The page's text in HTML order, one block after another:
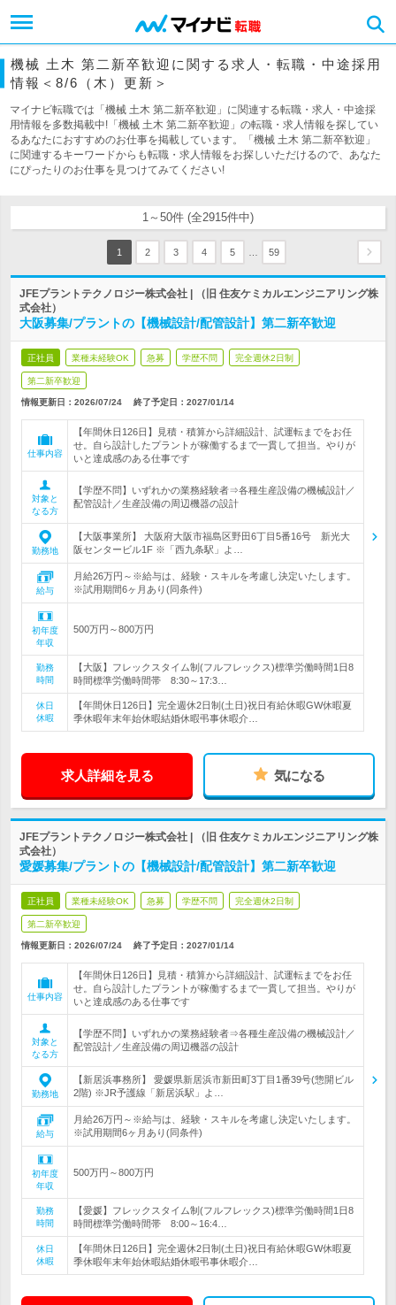
機械 土木 第二新卒歓迎に関する求人・転職・中途採用
情報＜8/6（木）更新＞
マイナビ転職では「機械 土木 第二新卒歓迎」に関連する転職・求人・中途採
用情報を多数掲載中!「機械 土木 第二新卒歓迎」の転職・求人情報を探してい
るあなたにおすすめのお仕事を掲載しています。「機械 土木 第二新卒歓迎」
に関連するキーワードからも転職・求人情報をお探しいただけるので、あなた
にぴったりのお仕事を見つけてみてください!
1～50件 (全2915件中)
1 2 3 4 5 59
JFEプラントテクノロジー株式会社 | （旧 住友ケミカルエンジニアリング株
式会社）
大阪募集/プラントの【機械設計/配管設計】第二新卒歓迎
正社員 業種未経験OK 急募 学歴不問 完全週休2日制
第二新卒歓迎
情報更新日：2026/07/24 終了予定日： 2027/01/14
仕事内容
【年間休日126日】見積・積算から詳細設計、試運転までをお任
せ。自ら設計したプラントが稼働するまで一貫して担当。やりが
いと達成感のある仕事です
対象と
なる方
【学歴不問】いずれかの業務経験者⇒各種生産設備の機械設計／
配管設計／生産設備の周辺機器の設計
勤務地
【大阪事業所】 大阪府大阪市福島区野田6丁目5番16号 新光大
阪センタービル1F ※「西九条駅」よ…
給与
月給26万円～※給与は、経験・スキルを考慮し決定いたします。
※試用期間6ヶ月あり(同条件)
初年度
年収
500万円～800万円
勤務
時間
【大阪】フレックスタイム制(フルフレックス)標準労働時間1日8
時間標準労働時間帯 8:30～17:3…
休日
休暇
【年間休日126日】完全週休2日制(土日)祝日有給休暇GW休暇夏
季休暇年末年始休暇結婚休暇弔事休暇介…
求人詳細を見る 気になる
JFEプラントテクノロジー株式会社 | （旧 住友ケミカルエンジニアリング株
式会社）
愛媛募集/プラントの【機械設計/配管設計】第二新卒歓迎
正社員 業種未経験OK 急募 学歴不問 完全週休2日制
第二新卒歓迎
情報更新日：2026/07/24 終了予定日： 2027/01/14
仕事内容
【年間休日126日】見積・積算から詳細設計、試運転までをお任
せ。自ら設計したプラントが稼働するまで一貫して担当。やりが
いと達成感のある仕事です
対象と
なる方
【学歴不問】いずれかの業務経験者⇒各種生産設備の機械設計／
配管設計／生産設備の周辺機器の設計
勤務地
【新居浜事務所】 愛媛県新居浜市新田町3丁目1番39号(惣開ビル
2階) ※JR予護線「新居浜駅」よ…
給与
月給26万円～※給与は、経験・スキルを考慮し決定いたします。
※試用期間6ヶ月あり(同条件)
初年度
年収
500万円～800万円
勤務
時間
【愛媛】フレックスタイム制(フルフレックス)標準労働時間1日8
時間標準労働時間帯 8:00～16:4…
休日
休暇
【年間休日126日】完全週休2日制(土日)祝日有給休暇GW休暇夏
季休暇年末年始休暇結婚休暇弔事休暇介…